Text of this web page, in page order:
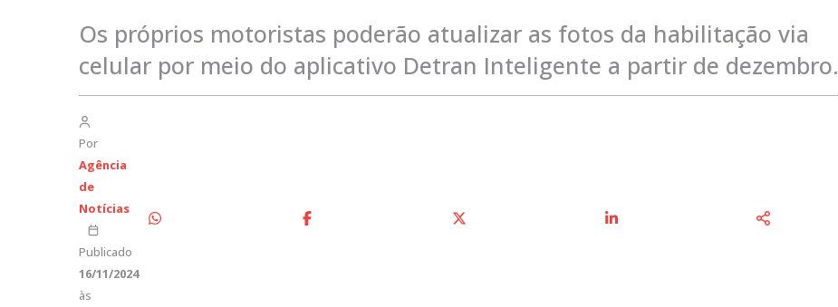
Os próprios motoristas poderão atualizar as fotos da habilitação via
celular por meio do aplicativo Detran Inteligente a partir de dezembro.
Por
Agência
de
Notícias
Publicado
16/11/2024
às